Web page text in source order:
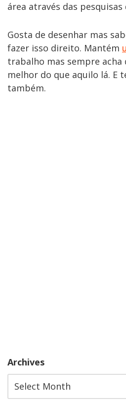
área através das
Gosta de desenhar mas
fazer isso direito. Mantém
trabalho mas sempre acha
melhor do que aquilo lá. E
também.
Archives